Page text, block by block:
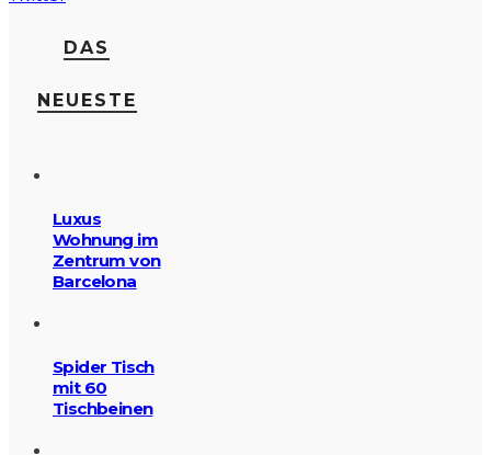
DAS
NEUESTE
Luxus
Wohnung im
Zentrum von
Barcelona
Spider Tisch
mit 60
Tischbeinen